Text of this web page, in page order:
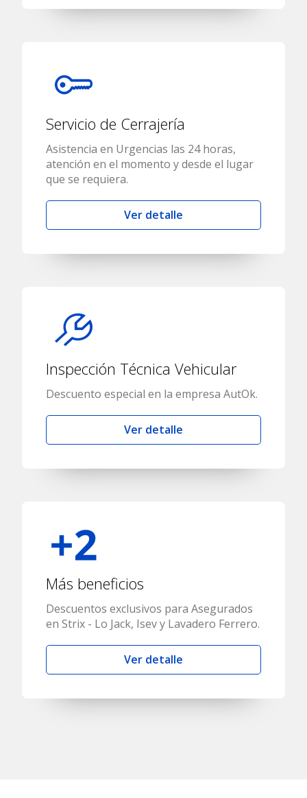
Servicio de Cerrajería
Asistencia en Urgencias las 24 horas,
atención en el momento y desde el lugar
que se requiera.
Ver detalle
Inspección Técnica Vehicular
Descuento especial en la empresa AutOk.
Ver detalle
Más beneficios
Descuentos exclusivos para Asegurados
en Strix - Lo Jack, Isev y Lavadero Ferrero.
Ver detalle